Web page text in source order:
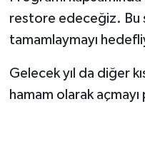
restore edeceğiz. Bu
tamamlaymayı
Gelecek yıl da diğer
hamam olarak